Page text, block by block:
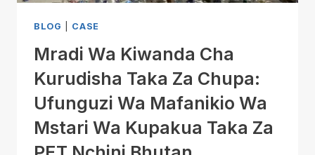
BLOG CASE
Mradi Wa Kiwanda Cha
Kurudisha Taka Za Chupa:
Ufunguzi Wa Mafanikio Wa
Mstari Wa Kupakua Taka Za